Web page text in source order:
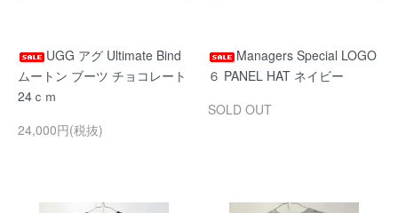
UGG アグ Ultimate Bind
ムートン ブーツ チョコレート
24ｃｍ
24,000円(税抜)
Managers Special LOGO
６ PANEL HAT ネイビー
SOLD OUT